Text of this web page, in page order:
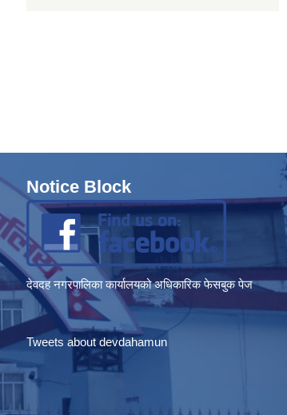
Notice Block
देवदह नगरपालिका कार्यालयको अधिकारिक फेसबुक पेज
Tweets about devdahamun